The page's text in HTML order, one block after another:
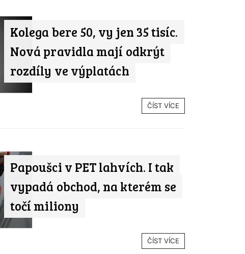
Kolega bere 50, vy jen 35 tisíc.
Nová pravidla mají odkrýt
rozdíly ve výplatách
ČÍST VÍCE
Papoušci v PET lahvích. I tak
vypadá obchod, na kterém se
točí miliony
ČÍST VÍCE